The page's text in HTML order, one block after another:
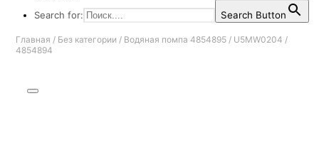
Search for:
Search Button
Главная / Без категории / Водяная помпа 4854895 / U5MW0204 /
4854894